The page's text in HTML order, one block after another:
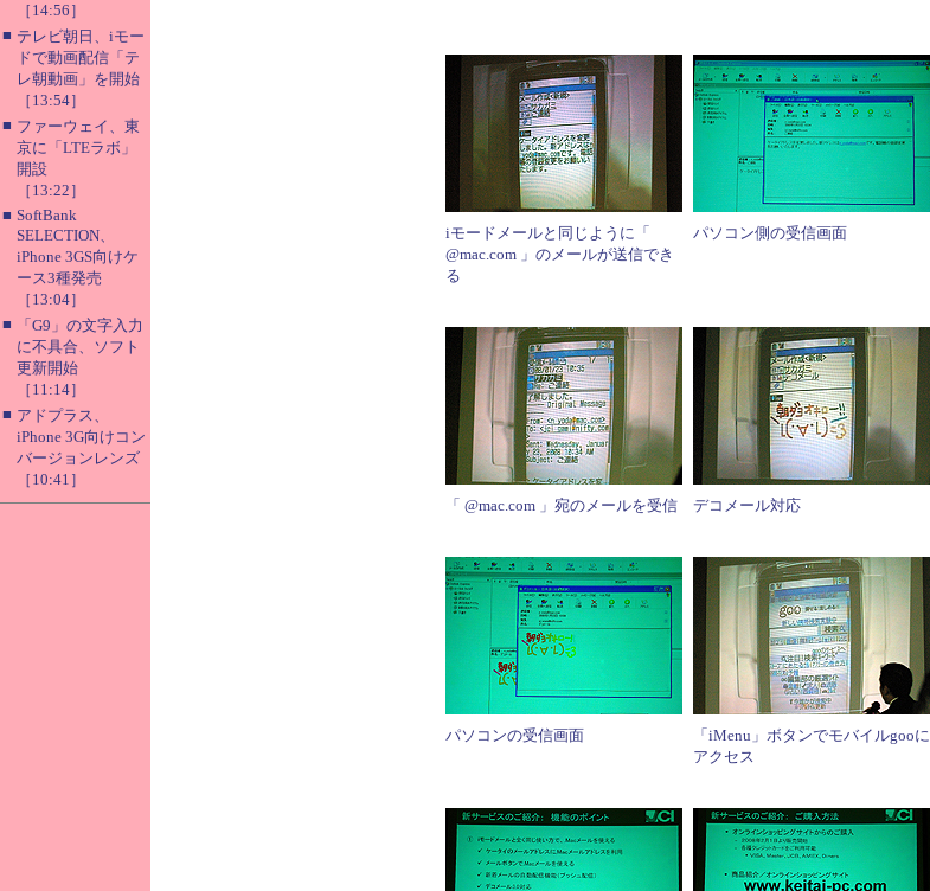
［14:56］
■ テレビ朝日、iモー
ドで動画配信「テ
レ朝動画」を開始
［13:54］
■ ファーウェイ、東
京に「LTEラボ」
開設
［13:22］
■ SoftBank
SELECTION、
iPhone 3GS向けケ
ース3種発売
［13:04］
■
「G9」の文字入力
に不具合、ソフト
更新開始
［11:14］
■ アドプラス、
iPhone 3G向けコン
バージョンレンズ
［10:41］
iモードメールと同じように「
@mac.com 」のメールが送信でき
る
パソコン側の受信画面
「 @mac.com 」宛のメールを受信 デコメール対応
パソコンの受信画面
「iMenu」ボタンでモバイルgooに
アクセス